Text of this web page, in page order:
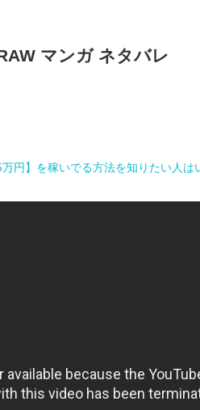
マンガ ネタバレ
円】を稼いでる方法を知りたい人は